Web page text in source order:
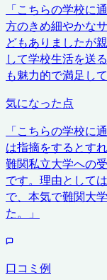
「こちらの学校に
方のきめ細やかな
どもありましたが
して学校生活を送
も魅力的で満足して
気になった点
「こちらの学校に
は指摘をするとす
難関私立大学への
です。理由として
で、本気で難関大
た。
」
口コミ例